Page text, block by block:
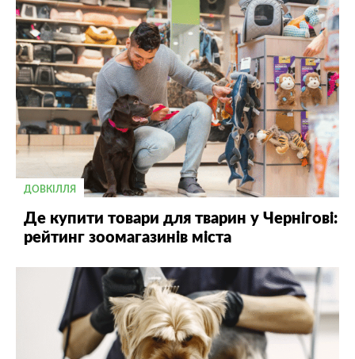
ДОВКІЛЛЯ
Де купити товари для тварин у Чернігові:
рейтинг зоомагазинів міста